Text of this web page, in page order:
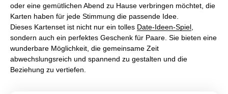
oder eine gemütlichen Abend zu Hause verbringen möchtet, die
Karten haben für jede Stimmung die passende Idee.
Dieses Kartenset ist nicht nur ein tolles Date-Ideen-Spiel
sondern auch ein perfektes Geschenk für Paare. Sie bieten eine
wunderbare Möglichkeit, die gemeinsame Zeit
abwechslungsreich und spannend zu gestalten und die
Beziehung zu vertiefen.